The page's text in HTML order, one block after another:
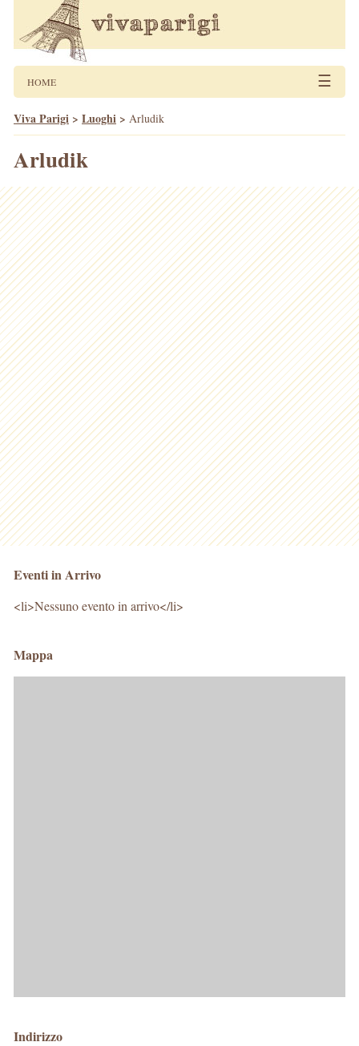
HOME ☰
Viva Parigi > Luoghi > Arludik
Arludik
Eventi in Arrivo
<li>Nessuno evento in arrivo</li>
Mappa
Indirizzo